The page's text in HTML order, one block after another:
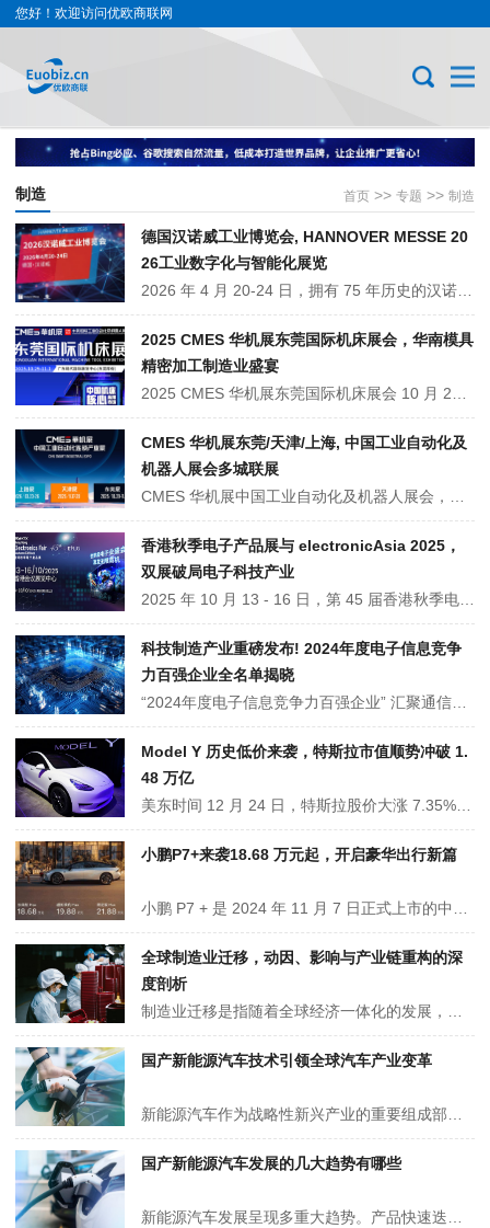
您好！欢迎访问优欧商联网
首页 >> 专题 >> 制造
制造
德国汉诺威工业博览会, HANNOVER MESSE 20
26工业数字化与智能化展览
2026 年 4 月 20-24 日，拥有 75 年历史的汉诺威工业博览会将在德国汉诺威举办，主题为 “工业转型：赋权可持续增长”。展会汇聚全球 98 国 4500 余家企业，设七大核心展区，覆盖自动化、数字生态、能源解决方案等领域，同期举办 200 余场专业论坛，是洞察工业趋势、对接全球资源的顶级平台。
2025 CMES 华机展东莞国际机床展会，华南模具
精密加工制造业盛宴
2025 CMES 华机展东莞国际机床展会 10 月 29 日 - 11 月 1 日在广东现代国际展览中心（东莞厚街）举办，13 万㎡规模、1500 + 品牌参展，同期联动自动化及机器人展。聚焦珠三角 3C 电子等产业，展览机床整机、零部件等，办行业论坛与东南亚对接会，依托连锁模式降本，是华南机床领域供需与技术交流平台。
CMES 华机展东莞/天津/上海, 中国工业自动化及
机器人展会多城联展
CMES 华机展中国工业自动化及机器人展会，是华墨集团核心连锁展，以 “区域精准匹配 + 数字化赋能” 为特色，布局多城。展品含机器人及零部件、自动化设备等，设特色展区。有连锁降本、数字化营销等优势，2025-2026 年东莞、天津、上海等多城有展，同期办论坛与对接会，是智能制造领域交流采购重要平台。
香港秋季电子产品展与 electronicAsia 2025，
双展破局电子科技产业
2025 年 10 月 13 - 16 日，第 45 届香港秋季电子展与第 28 届 electronicAsia 在香港会展中心举办，吸引 20 国 3200 余家展商、61 国 120 个买家团。设 AI 与机械人、银发经济、数码娱乐展区，展机械狗、智能发药机等产品，有 “香港创科专题区”“创新科技论坛”，助力企业交流出海。
科技制造产业重磅发布! 2024年度电子信息竞争
力百强企业全名单揭晓
“2024年度电子信息竞争力百强企业” 汇聚通信、制造、新能源、半导体等多领域龙头。华为凭借技术优势位居榜首，比亚迪在新能源与电子制造领域成绩斐然，联想的电脑业务全球知名 。百强企业营收合计 65380 亿元，同比增长 10%，远超行业平均，占规上电子信息制造业收入超 40%，它们是推动行业技术创新、产业升级的中坚力量。···
Model Y 历史低价来袭，特斯拉市值顺势冲破 1.
48 万亿
美东时间 12 月 24 日，特斯拉股价大涨 7.35%，报 462.28 美元，市值飙升约 1000 亿美元，总市值达 1.48 万亿美元123。当日，特斯拉中国推出针对 Model Y 现车的 “选购现车尾款立减 1 万元” 促销活动，叠加 “5 年 0 息金融方案” 后，后轮驱动版和长续航全轮驱动版实际成交价格分别降至 23.99 万元和 28.09 万元。
小鹏P7+来袭18.68 万元起，开启豪华出行新篇
小鹏 P7 + 是 2024 年 11 月 7 日正式上市的中大型轿跑。外观上，前脸有标志性环状灯带，溜背式设计搭配双色车身，车尾有贯穿式尾灯。内饰为极简风格，有悬浮式仪表和大尺寸中控屏，后排有小屏。它搭载 AI 鹰眼视觉智驾，算力达 508TOPS。续航最高 710km。售价 18.68 万元起，提供三个版本，限定版 Max 首批限量 500 台。
全球制造业迁移，动因、影响与产业链重构的深
度剖析
制造业迁移是指随着全球经济一体化的发展，制造业活动从一个国家或地区转移到另一个国家或地区的现象。这种工厂迁移通常受到成本、市场、政策和技术等多重因素的驱动。通过制造产业转移，企业可以寻求更低的成本、更广阔的市场和更优惠的政策环境。
国产新能源汽车技术引领全球汽车产业变革
新能源汽车作为战略性新兴产业的重要组成部分，正呈现出多方面的发展趋势。在电动化方面，国内外汽车公司投入大量资金和人力致力于开发电动汽车，除了传统的纯电动车和混合动力车之外，插电式混合动力车和燃料电池车等车型不断涌现。例如，2023 年中国新能源汽车出口迎来快速发展新阶段，中国车企加速出海步伐。
国产新能源汽车发展的几大趋势有哪些
新能源汽车发展呈现多重大趋势。产品快速迭代，技术不断创新，如全固态电池等新技术涌现。智能化与网联化深度融合，智能驾驶功能升级，车联网应用广泛。补能方式多元化，超充、换电及无线充电共同发展。轻量化设计采用新型材料与优化结构。品牌竞争激烈，产业集群化发展。